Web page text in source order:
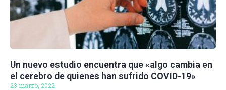
Un nuevo estudio encuentra que «algo cambia en
el cerebro de quienes han sufrido COVID-19»
23 marzo, 2022